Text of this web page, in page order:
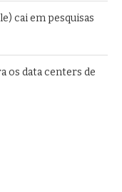
cai em pesquisas
os data centers de